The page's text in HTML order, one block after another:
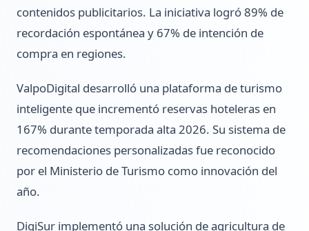
contenidos publicitarios. La iniciativa logró 89% de
recordación espontánea y 67% de intención de
compra en regiones.
ValpoDigital desarrolló una plataforma de turismo
inteligente que incrementó reservas hoteleras en
167% durante temporada alta 2026. Su sistema de
recomendaciones personalizadas fue reconocido
por el Ministerio de Turismo como innovación del
año.
DigiSur implementó una solución de agricultura de